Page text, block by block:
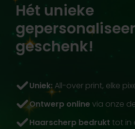
Hét unieke
geschenk!
Uniek: All-over print, elke
Ontwerp online via onze
Haarscherp bedrukt tot in